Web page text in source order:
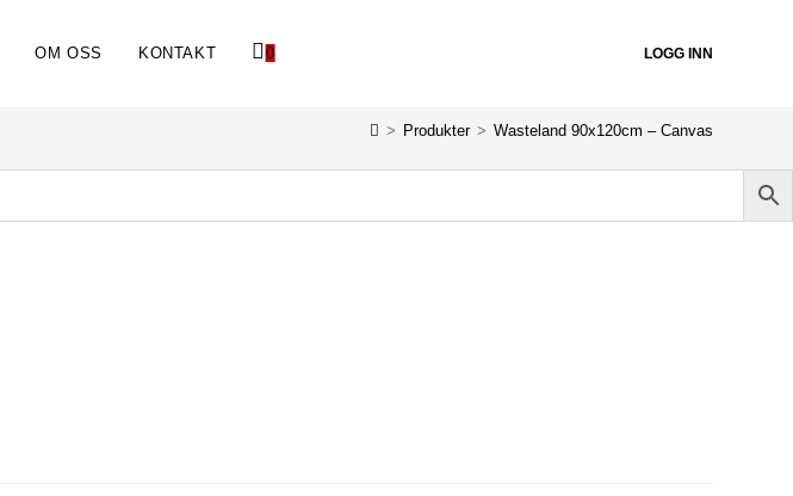
LOGG INN
OM OSS KONTAKT 0
> Produkter > Wasteland 90x120cm – Canvas